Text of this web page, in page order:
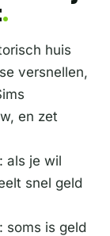
huis
versnellen,
en zet
als je wil
snel geld
soms is geld